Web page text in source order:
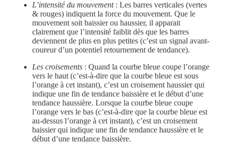
L’intensité du mouvement: Les barres verticales (vertes
& rouges) indiquent la force du mouvement. Que le
mouvement soit baissier ou haussier, il apparait
clairement que l’intensité faiblit dès que les barres
deviennent de plus en plus petites (c’est un signal avant-
coureur d’un potentiel retournement de tendance).
Les croisements : Quand la courbe bleue coupe l’orange
vers le haut (c’est-à-dire que la courbe bleue est sous
l’orange à cet instant), c’est un croisement haussier qui
indique une fin de tendance baissière et le début d’une
tendance haussière. Lorsque la courbe bleue coupe
l’orange vers le bas (c’est-à-dire que la courbe bleue est
au-dessus l’orange à cet instant), c’est un croisement
baissier qui indique une fin de tendance haussière et le
début d’une tendance baissière.